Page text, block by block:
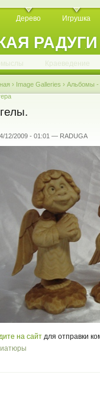
РАДУГИ
Дерево Игрушка
. . . .
Краеведение
› Image Galleries › Альбомы
12/2009 - 01:01 — RADUGA
на сайт для отправки